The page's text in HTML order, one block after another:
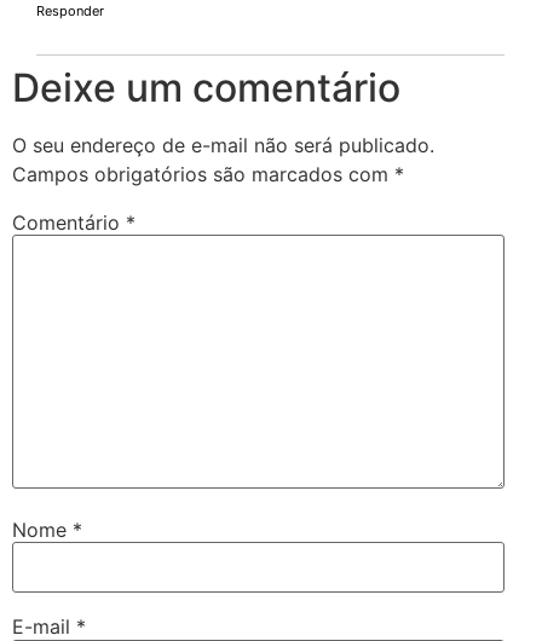
Responder
Deixe um comentário
O seu endereço de e-mail não será publicado.
Campos obrigatórios são marcados com *
Comentário *
Nome *
E-mail *